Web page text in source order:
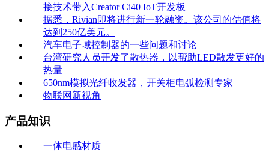
接技术带入Creator Ci40 IoT开发板
据悉，Rivian即将进行新一轮融资。该公司的估值将
达到250亿美元。
汽车电子域控制器的一些问题和讨论
台湾研究人员开发了散热器，以帮助LED散发更好的
热量
650nm模拟光纤收发器，开关柜电弧检测专家
物联网新视角
产品知识
一体电感材质